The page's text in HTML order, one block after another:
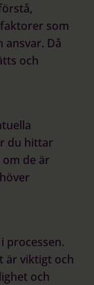
som
Då
och
du hittar
de är
processen.
är viktigt och
och